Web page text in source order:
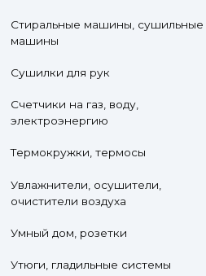
Стиральные машины, сушильные
машины
Сушилки для рук
Счетчики на газ, воду,
электроэнергию
Термокружки, термосы
Увлажнители, осушители,
очистители воздуха
Умный дом, розетки
Утюги, гладильные системы